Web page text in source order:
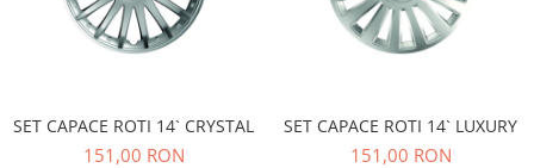
SET CAPACE ROTI 14` CRYSTAL
151,00 RON
SET CAPACE ROTI 14` LUXURY
151,00 RON